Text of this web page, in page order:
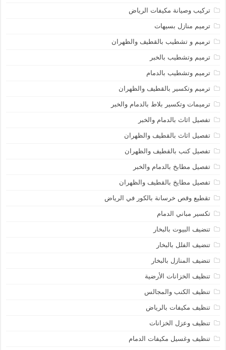
تركيب وصيانة مكيفات الرياض
ترميم منازل بسيهات
ترميم و تشطيب بالقطيف والظهران
ترميم وتشطيب بالخبر
ترميم وتشطيب بالدمام
ترميم وتكسير بالقطيف والظهران
ترميمات وتكسير بلاط بالدمام والخبر
تفصيل اثاث بالدمام والخبر
تفصيل اثاث بالقطيف والظهران
تفصيل كنب بالقطيف والظهران
تفصيل مطابخ بالدمام والخبر
تفصيل مطايخ بالقطيف والظهران
تقطيع وقص خرسانة بالكور في الرياض
تكسير مباني الدمام
تنضيف البيوت بالبخار
تنضيف الفلل بالبخار
تنضيف المنازل بالبخار
تنظيف الخزانات الأرضية
تنظيف الكنب والمجالس
تنظيف مكيفات بالرياض
تنظيف وعزل الخزانات
تنظيف وغسيل مكيفات الدمام